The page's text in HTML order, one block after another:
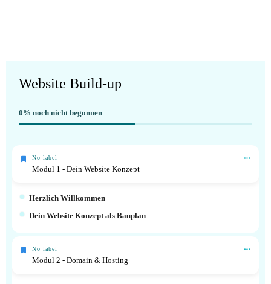
Website Build-up
0% noch nicht begonnen
No label
Modul 1 - Dein Website Konzept
Herzlich Willkommen
Dein Website Konzept als Bauplan
No label
Modul 2 - Domain & Hosting